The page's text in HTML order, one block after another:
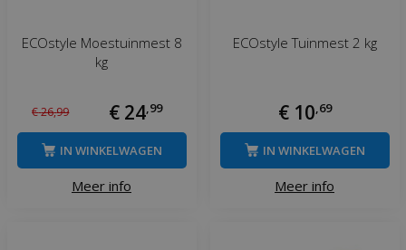
ECOstyle Moestuinmest 8
kg
€26,99 € 24 99
Meer info
IN WINKELWAGEN
ECOstyle Tuinmest 2 kg
€ 10 69
Meer info
IN WINKELWAGEN